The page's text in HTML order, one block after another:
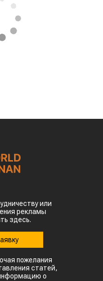
или
рекламы
здесь.
пожелания
статей,
о